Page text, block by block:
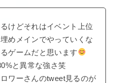
けどそれはイベント上位
めメインでやっていくな
ゲームだと思います
と異常な強さ笑
ワーさんのtweet見るのが